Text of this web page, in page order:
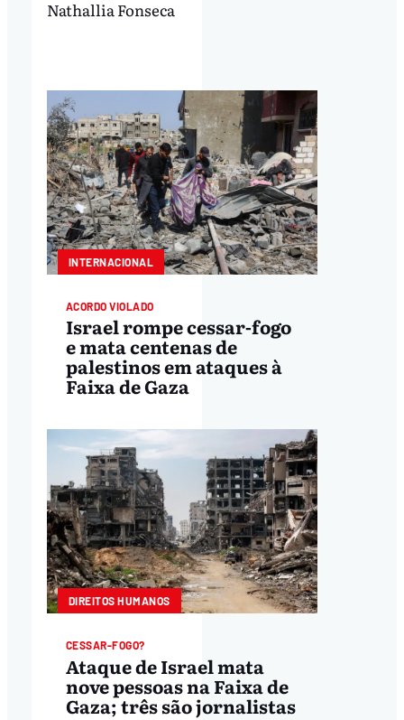
Nathallia Fonseca
INTERNACIONAL
ACORDO VIOLADO
Israel rompe cessar-fogo
e mata centenas de
palestinos em ataques à
Faixa de Gaza
DIREITOS HUMANOS
CESSAR-FOGO?
Ataque de Israel mata
nove pessoas na Faixa de
Gaza; três são jornalistas